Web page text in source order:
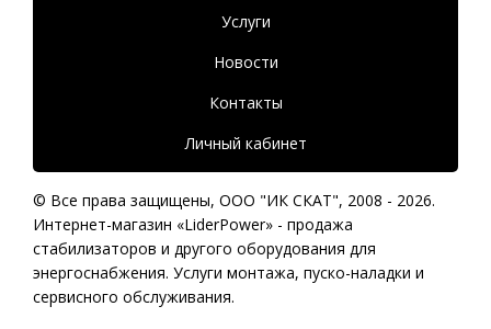
Услуги
Новости
Контакты
Личный кабинет
© Все права защищены, ООО "ИК СКАТ", 2008 - 2026.
Интернет-магазин «LiderPower» - продажа
стабилизаторов и другого оборудования для
энергоснабжения. Услуги монтажа, пуско-наладки и
сервисного обслуживания.